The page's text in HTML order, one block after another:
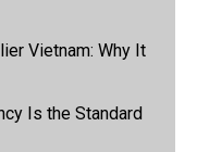
Vietnam: Why It
Is the Standard